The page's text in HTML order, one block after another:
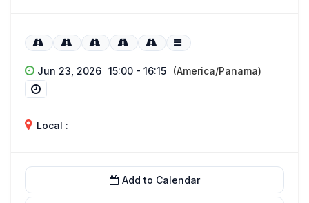
Jun 23, 2026 15:00 - 16:15 (America/Panama)
Local :
Add to Calendar